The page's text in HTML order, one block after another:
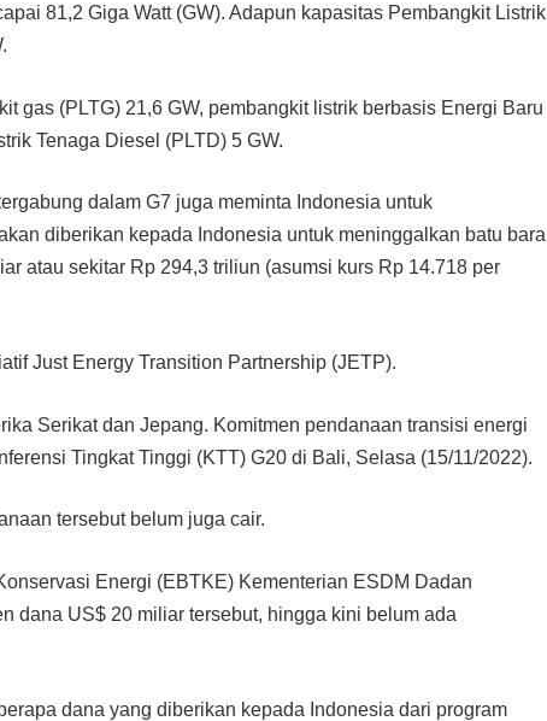
81,2 Giga Watt (GW). Adapun kapasitas Pembangkit Listrik
gas (PLTG) 21,6 GW, pembangkit listrik berbasis Energi Baru
Tenaga Diesel (PLTD) 5 GW.
dalam G7 juga meminta Indonesia untuk
diberikan kepada Indonesia untuk meninggalkan batu bara
atau sekitar Rp 294,3 triliun (asumsi kurs Rp 14.718 per
Just Energy Transition Partnership (JETP).
Serikat dan Jepang. Komitmen pendanaan transisi energi
Tingkat Tinggi (KTT) G20 di Bali, Selasa (15/11/2022).
tersebut belum juga cair.
Energi (EBTKE) Kementerian ESDM Dadan
dana US$ 20 miliar tersebut, hingga kini belum ada
dana yang diberikan kepada Indonesia dari program